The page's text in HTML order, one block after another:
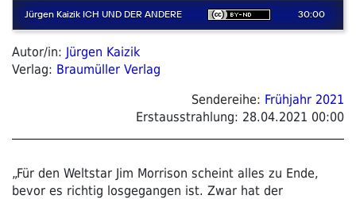
Autor/in: Jürgen Kaizik
Verlag: Braumüller Verlag
Sendereihe: Frühjahr 2021
Erstausstrahlung: 28.04.2021 00:00
„Für den Weltstar Jim Morrison scheint alles zu Ende,
bevor es richtig losgegangen ist. Zwar hat der